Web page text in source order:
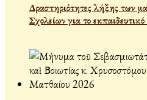
Δραστηριότητες λήξης των
Σχολείων για το